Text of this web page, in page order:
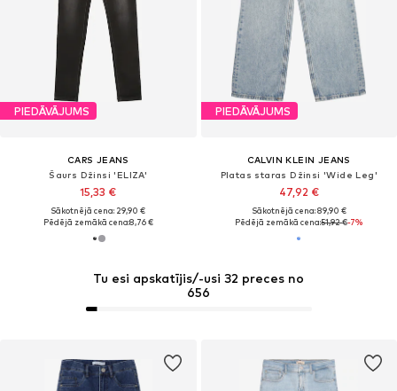
PIEDĀVĀJUMS
CARS JEANS
Šaurs Džinsi 'ELIZA'
15,33 €
Sākotnējā cena: 29,90 €
Pēdējā zemākā cena:8,76 €
PIEDĀVĀJUMS
CALVIN KLEIN JEANS
Platas staras Džinsi 'Wide Leg'
47,92 €
Sākotnējā cena: 89,90 €
Pēdējā zemākā cena:51,92 €-7%
Tu esi apskatījis/-usi 32 preces no
656